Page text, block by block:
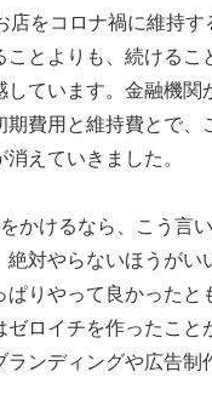
店をコロナ禍に維持す
ことよりも、続けるこ
しています。金融機関
期費用と維持費とで、
えていきました。
かけるなら、こう言い
絶対やらないほうがい
ぱりやって良かったと
ゼロイチを作ったこと
ンディングや広告制